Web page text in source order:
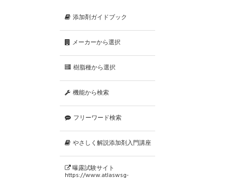
添加剤ガイドブック
メーカーから選択
樹脂種から選択
機能から検索
フリーワード検索
やさしく解説添加剤入門講座
曝露試験サイト
https://www.atlaswsg-